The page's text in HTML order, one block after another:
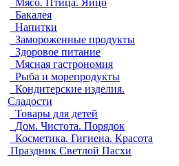
Бакалея
Напитки
Замороженные продукты
Здоровое питание
Мясная гастрономия
Рыба и морепродукты
Кондитерские изделия.
Сладости
Товары для детей
Дом. Чистота. Порядок
Косметика. Гигиена. Красота
Праздник Светлой Пасхи